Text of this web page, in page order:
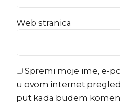
Web stranica
Spremi moje ime, e-
u ovom internet
put kada budem